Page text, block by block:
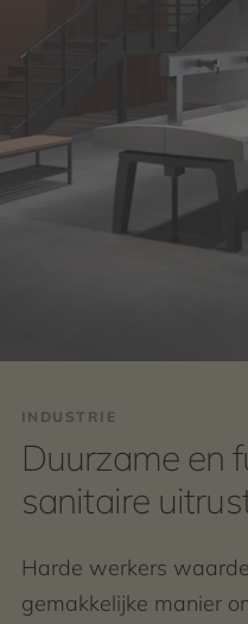
INDUSTRIE
Duurzame en
sanitaire
Harde werkers
gemakkelijke manier